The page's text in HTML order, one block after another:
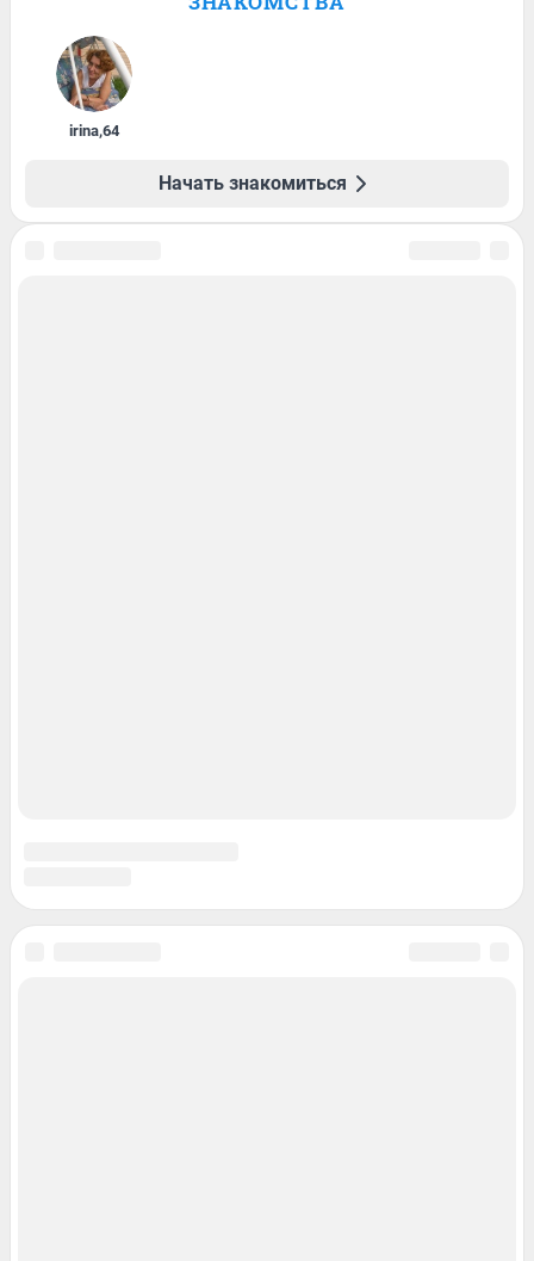
irina,64
Начать знакомиться